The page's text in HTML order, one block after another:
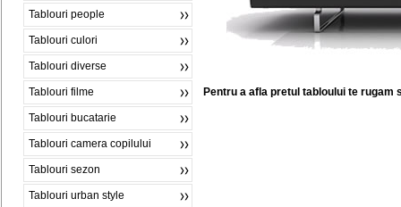
Tablouri people
Tablouri culori
Tablouri diverse
Tablouri filme
Tablouri bucatarie
Tablouri camera copilului
Tablouri sezon
Tablouri urban style
Pentru a afla pretul tabloului te rugam